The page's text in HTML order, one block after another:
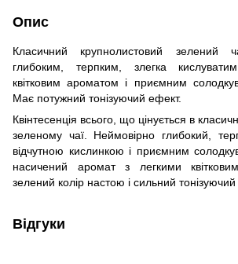
Опис
Класичний крупнолистовий зелений
глибоким, терпким, злегка
квітковим ароматом і приємним
Має потужний тонізуючий ефект.
Квінтесенція всього, що цінується в
зеленому чаї. Неймовірно глибокий,
відчутною кислинкою і приємним
насичений аромат з легкими
зелений колір настою і сильний
Відгуки